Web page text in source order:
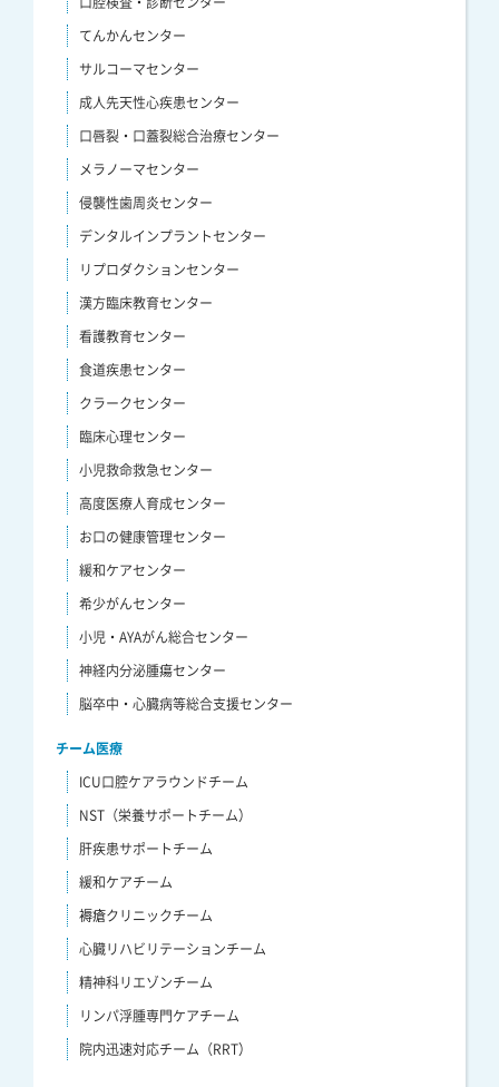
てんかんセンター
サルコーマセンター
成人先天性心疾患センター
口唇裂・口蓋裂総合治療センター
メラノーマセンター
侵襲性歯周炎センター
デンタルインプラントセンター
リプロダクションセンター
漢方臨床教育センター
看護教育センター
食道疾患センター
クラークセンター
臨床心理センター
小児救命救急センター
高度医療人育成センター
お口の健康管理センター
緩和ケアセンター
希少がんセンター
小児・AYAがん総合センター
神経内分泌腫瘍センター
脳卒中・心臓病等総合支援センター
チーム医療
ICU口腔ケアラウンドチーム
NST（栄養サポートチーム）
肝疾患サポートチーム
緩和ケアチーム
褥瘡クリニックチーム
心臓リハビリテーションチーム
精神科リエゾンチーム
リンパ浮腫専門ケアチーム
院内迅速対応チーム（RRT）